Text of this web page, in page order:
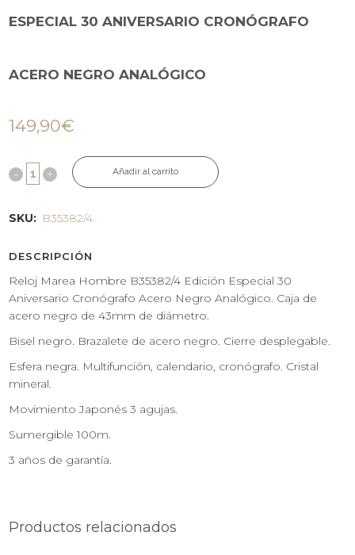
ESPECIAL 30 ANIVERSARIO CRONÓGRAFO
ACERO NEGRO ANALÓGICO
149,90€
Añadir al carrito
SKU: B35382/4
DESCRIPCIÓN
Reloj Marea Hombre B35382/4 Edición Especial 30
Aniversario Cronógrafo Acero Negro Analógico. Caja de
acero negro de 43mm de diámetro.
Bisel negro. Brazalete de acero negro. Cierre desplegable.
Esfera negra. Multifunción, calendario, cronógrafo. Cristal
mineral.
Movimiento Japonés 3 agujas.
Sumergible 100m.
3 años de garantía.
Productos relacionados